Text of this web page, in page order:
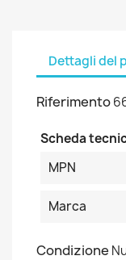
Dettagli del
Riferimento
Scheda
MPN
Marca
Condizione